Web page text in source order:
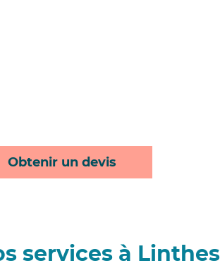
Obtenir un devis
services à Linthes